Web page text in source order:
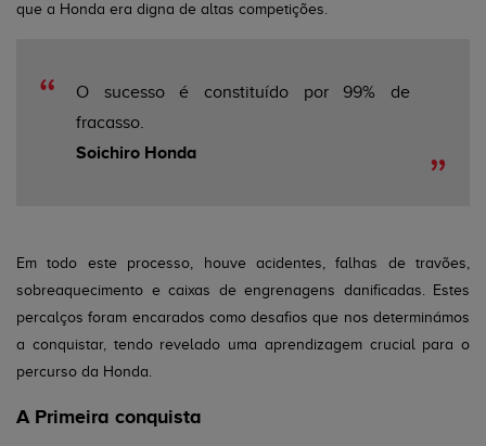
que a Honda era digna de altas competições.
O sucesso é constituído por 99% de
fracasso.
Soichiro Honda
Em todo este processo, houve acidentes, falhas de travões,
sobreaquecimento e caixas de engrenagens danificadas. Estes
percalços foram encarados como desafios que nos determinámos
a conquistar, tendo revelado uma aprendizagem crucial para o
percurso da Honda.
A Primeira conquista